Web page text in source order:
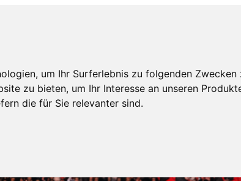
um Ihr Surferlebnis zu folgenden Zwecken
zu bieten, um Ihr Interesse an unseren
die für Sie relevanter sind.